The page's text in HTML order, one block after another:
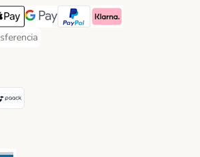
Method
Express Payment Method
Pay Payment Method
Google Pay Payment Method
PayPal Payment Method
Klarna Payment Method
MethodPayment Method
Shipping Method
Shipping Method